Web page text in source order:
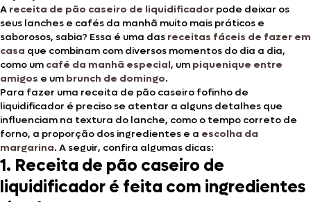
A receita de pão caseiro de liquidificador pode deixar os
seus lanches e cafés da manhã muito mais práticos e
saborosos, sabia? Essa é uma das receitas fáceis de fazer em
casa que combinam com diversos momentos do dia a dia,
como um café da manhã especial, um piquenique entre
amigos e um brunch de domingo.
Para fazer uma receita de pão caseiro fofinho de
liquidificador é preciso se atentar a alguns detalhes que
influenciam na textura do lanche, como o tempo correto de
forno, a proporção dos ingredientes e a escolha da
margarina. A seguir, confira algumas dicas:
1. Receita de pão caseiro de
liquidificador é feita com ingredientes